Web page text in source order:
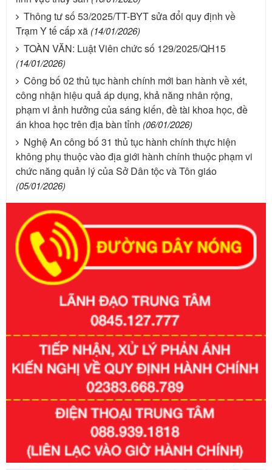
Thông tư số 53/2025/TT-BYT sửa đổi quy định về
Trạm Y tế cấp xã (14/01/2026)
TOÀN VĂN: Luật Viên chức số 129/2025/QH15
(14/01/2026)
Công bố 02 thủ tục hành chính mới ban hành về xét,
công nhận hiệu quả áp dụng, khả năng nhân rộng,
phạm vi ảnh hưởng của sáng kiến, đề tài khoa học, đề
án khoa học trên địa bàn tỉnh (06/01/2026)
Nghệ An công bố 31 thủ tục hành chính thực hiện
không phụ thuộc vào địa giới hành chính thuộc phạm vi
chức năng quản lý của Sở Dân tộc và Tôn giáo
(05/01/2026)
Số kí hiệu:351/2025/NĐ-CP
Tên: Nghị định số 351/2025/NĐ-CP của Chính phủ: Quy
định chuẩn nghèo đa chiều quốc gia giai đoạn 2026 - 2030
Ngày ban hành: 29/12/2026